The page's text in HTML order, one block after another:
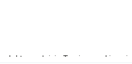
spełniają Twoje